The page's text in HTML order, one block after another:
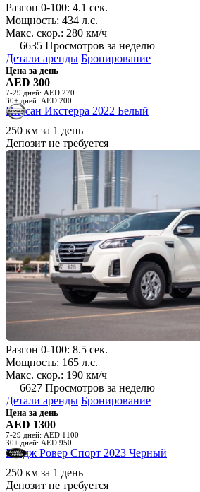
Разгон 0-100: 4.1 сек.
Мощность: 434 л.с.
Макс. скор.: 280 км/ч
6635 Просмотров за неделю
Детали аренды Бронирование
Цена за день
AED 300
7-29 дней: AED 270
30+ дней: AED 200
Ниссан Икстерра 2022 Белый
250 км за 1 день
Депозит не требуется
Разгон 0-100: 8.5 сек.
Мощность: 165 л.с.
Макс. скор.: 190 км/ч
6627 Просмотров за неделю
Детали аренды Бронирование
Цена за день
AED 1300
7-29 дней: AED 1100
30+ дней: AED 950
Рендж Ровер Спорт 2023 Черный
250 км за 1 день
Депозит не требуется